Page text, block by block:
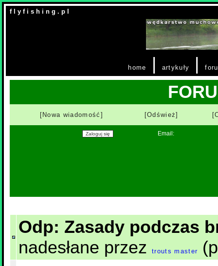
f l y f i s h i n g . p l
home | artykuły |
[Nowa wiadomość] [Odśwież]
Email:
Odp: Zasady podczas
nadesłane przez
trouts master